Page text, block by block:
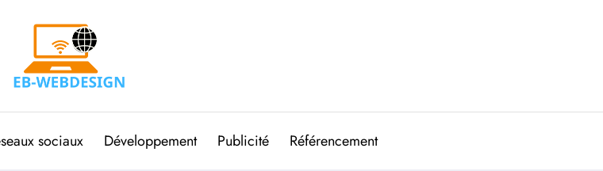
sociaux Développement Publicité Référencement